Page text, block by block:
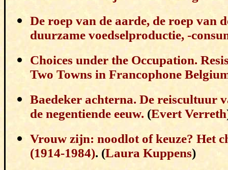
De roep van de aarde, de roep van
duurzame voedselproductie, -
Choices under the Occupation.
Two Towns in Francophone
Baedeker achterna. De reiscultuur
de negentiende eeuw. (Evert Verreth
Vrouw zijn: noodlot of keuze? Het
(1914-1984). (Laura Kuppens)